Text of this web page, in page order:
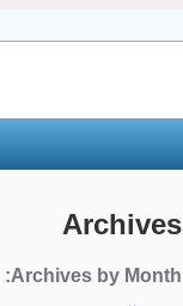
Archives
Archives by Month: